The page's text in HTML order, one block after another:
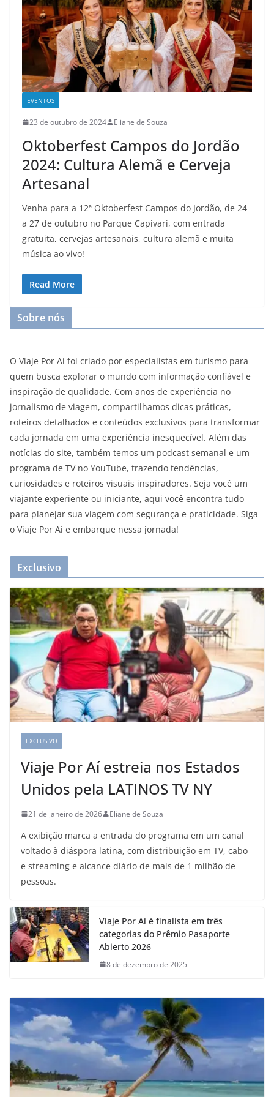
EVENTOS
23 de outubro de 2024 Eliane de Souza
Oktoberfest Campos do Jordão
2024: Cultura Alemã e Cerveja
Artesanal
Venha para a 12ª Oktoberfest Campos do Jordão, de 24
a 27 de outubro no Parque Capivari, com entrada
gratuita, cervejas artesanais, cultura alemã e muita
música ao vivo!
Read More
Sobre nós
O Viaje Por Aí foi criado por especialistas em turismo para
quem busca explorar o mundo com informação confiável e
inspiração de qualidade. Com anos de experiência no
jornalismo de viagem, compartilhamos dicas práticas,
roteiros detalhados e conteúdos exclusivos para transformar
cada jornada em uma experiência inesquecível. Além das
notícias do site, também temos um podcast semanal e um
programa de TV no YouTube, trazendo tendências,
curiosidades e roteiros visuais inspiradores. Seja você um
viajante experiente ou iniciante, aqui você encontra tudo
para planejar sua viagem com segurança e praticidade. Siga
o Viaje Por Aí e embarque nessa jornada!
Exclusivo
EXCLUSIVO
Viaje Por Aí estreia nos Estados
Unidos pela LATINOS TV NY
21 de janeiro de 2026 Eliane de Souza
A exibição marca a entrada do programa em um canal
voltado à diáspora latina, com distribuição em TV, cabo
e streaming e alcance diário de mais de 1 milhão de
pessoas.
Viaje Por Aí é finalista em três
categorias do Prêmio Pasaporte
Abierto 2026
8 de dezembro de 2025